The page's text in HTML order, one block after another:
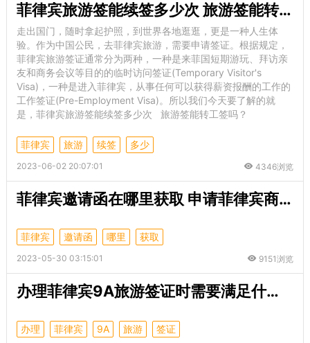
菲律宾旅游签能续签多少次 旅游签能转工签吗
走出国门，随时拿起护照，到世界各地逛逛，更是一种人生体
验。作为中国公民，去菲律宾旅游，需要申请签证。根据规定，
菲律宾旅游签证通常分为两种，一种是来菲国短期游玩、拜访亲
友和商务会议等目的的临时访问签证(Temporary Visitor's
Visa)，一种是进入菲律宾，从事任何可以获得薪资报酬的工作的
工作签证(Pre-Employment Visa)。所以我们今天要了解的就
是，菲律宾旅游签能续签多少次 旅游签能转工签吗？
菲律宾 旅游 续签 多少
2023-06-02 20:07:01 4346浏览
菲律宾邀请函在哪里获取 申请菲律宾商务签有什么好处
菲律宾 邀请函 哪里 获取
2023-05-30 03:15:01 9151浏览
办理菲律宾9A旅游签证时需要满足什么要求？
办理 菲律宾 9A 旅游 签证